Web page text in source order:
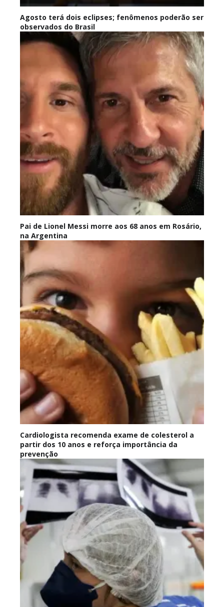
Agosto terá dois eclipses; fenômenos poderão ser
observados do Brasil
Pai de Lionel Messi morre aos 68 anos em Rosário,
na Argentina
Cardiologista recomenda exame de colesterol a
partir dos 10 anos e reforça importância da
prevenção